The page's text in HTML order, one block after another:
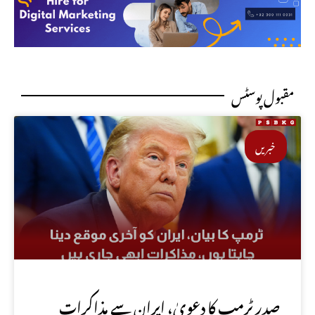
مقبول پوسٹس
خبریں
صدر ٹرمپ کا دعویٰ، ایران سے مذاکرات